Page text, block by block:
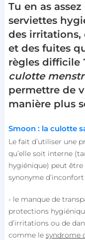
Tu en as
serviettes
des
et des fuites
règles difficile
culotte
permettre de
manière plus
Smoon : la culotte
Le fait d’utiliser une
qu’elle soit interne
hygiénique) peut
synonyme
- le manque de
protections
d’irritations ou de
comme le syndrome